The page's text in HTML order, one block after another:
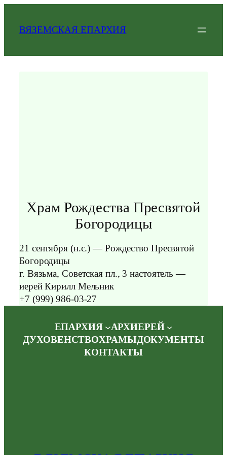
содержимому
ВЯЗЕМСКАЯ ЕПАРХИЯ
Храм Рождества Пресвятой
Богородицы
21 сентября (н.с.) — Рождество Пресвятой
Богородицы
г. Вязьма, Советская пл., 3 настоятель —
иерей Кирилл Мельник
+7 (999) 986-03-27
ЕПАРХИЯ
АРХИЕРЕЙ
ДУХОВЕНСТВОХРАМЫДОКУМЕНТЫ
КОНТАКТЫ